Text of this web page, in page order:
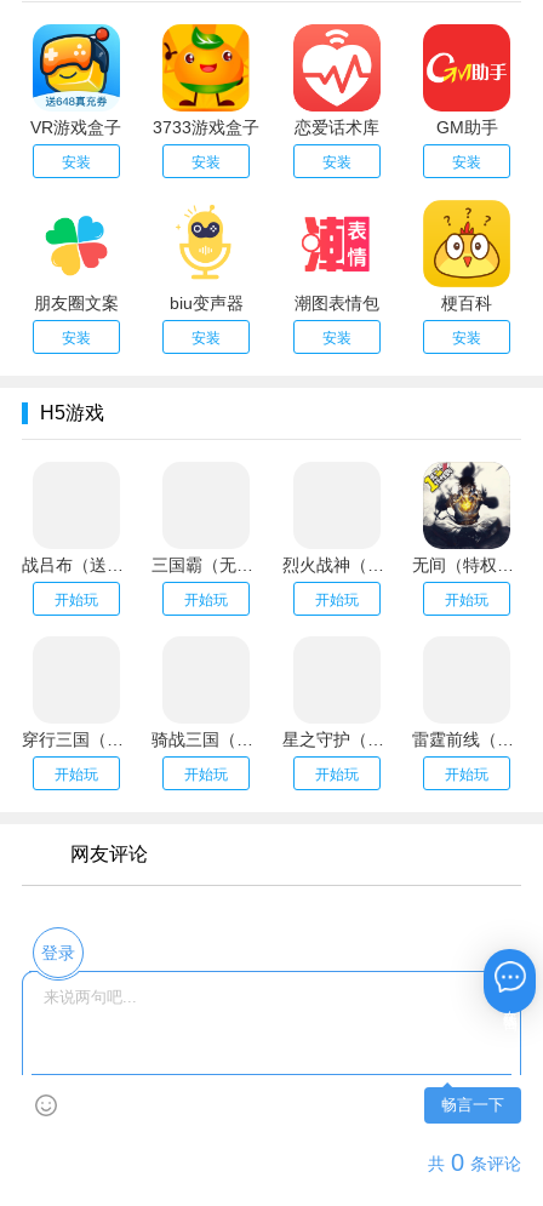
VR游戏盒子
安装
3733游戏盒子
安装
恋爱话术库
安装
GM助手
安装
朋友圈文案
安装
biu变声器
安装
潮图表情包
安装
梗百科
安装
H5游戏
开始玩 开始玩 开始玩 开始玩
穿行三国（全武将免充）
开始玩
骑战三国（GM刷充金手指）
开始玩
星之守护（神龙送万充）
开始玩
雷霆前线（送传世100万充）
开始玩
网友评论
登录
畅言一下
共 0 条评论